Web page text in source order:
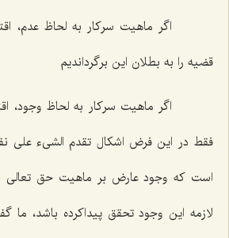
اگر ماهیت سركار به لحاظ عدم،
قضیه را به بطلان این برگرداندیم
اگر ماهیت سركار به لحاظ وجود،
فقط در این فرض اشكال تقدم الشیء على
است كه وجود عارض بر ماهیت حق تعالى
لازمه این وجود تحقق پیداكرده باشد،